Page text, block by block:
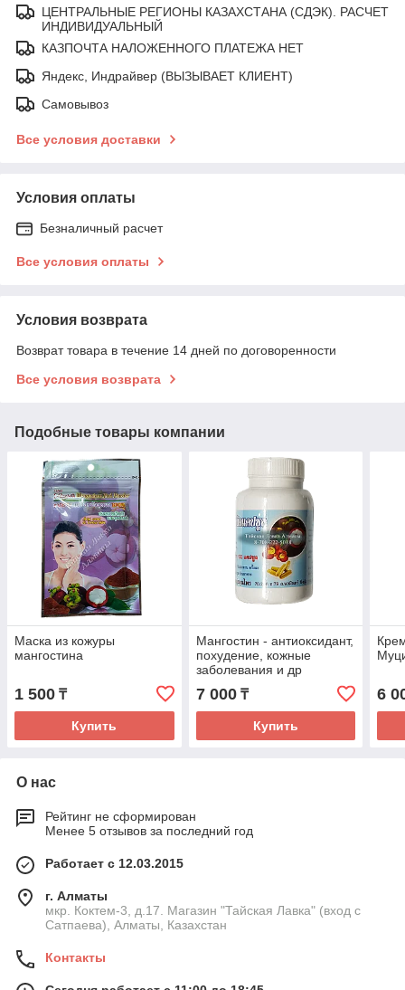
ЦЕНТРАЛЬНЫЕ РЕГИОНЫ КАЗАХСТАНА (СДЭК). РАСЧЕТ
ИНДИВИДУАЛЬНЫЙ
КАЗПОЧТА НАЛОЖЕННОГО ПЛАТЕЖА НЕТ
Яндекс, Индрайвер (ВЫЗЫВАЕТ КЛИЕНТ)
Самовывоз
Все условия доставки
Условия оплаты
Безналичный расчет
Все условия оплаты
Условия возврата
Возврат товара в течение 14 дней по договоренности
Все условия возврата
Подобные товары компании
Маска из кожуры
мангостина
1 500 ₸
Купить
Мангостин - антиоксидант,
похудение, кожные
заболевания и др
7 000₸
Купить
6
О нас
Рейтинг не сформирован
Менее 5 отзывов за последний год
Работает с 12.03.2015
г. Алматы
мкр. Коктем-3, д.17. Магазин "Тайская Лавка" (вход с
Сатпаева), Алматы, Казахстан
Контакты